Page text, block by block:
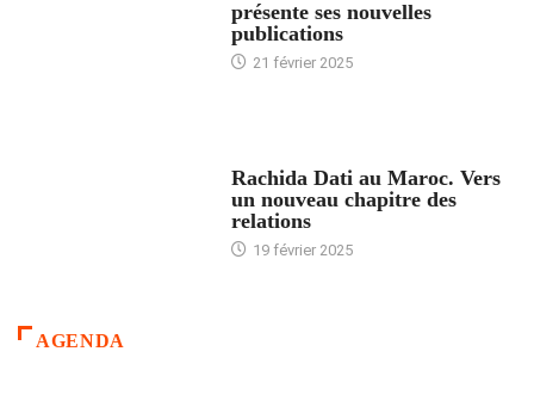
présente ses nouvelles
publications
21 février 2025
Rachida Dati au Maroc. Vers
un nouveau chapitre des
relations
19 février 2025
AGENDA